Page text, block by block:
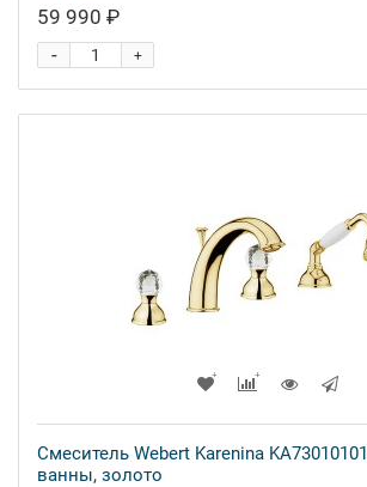
59 990 ₽
+
-
Смеситель Webert Karenina
ванны, золото